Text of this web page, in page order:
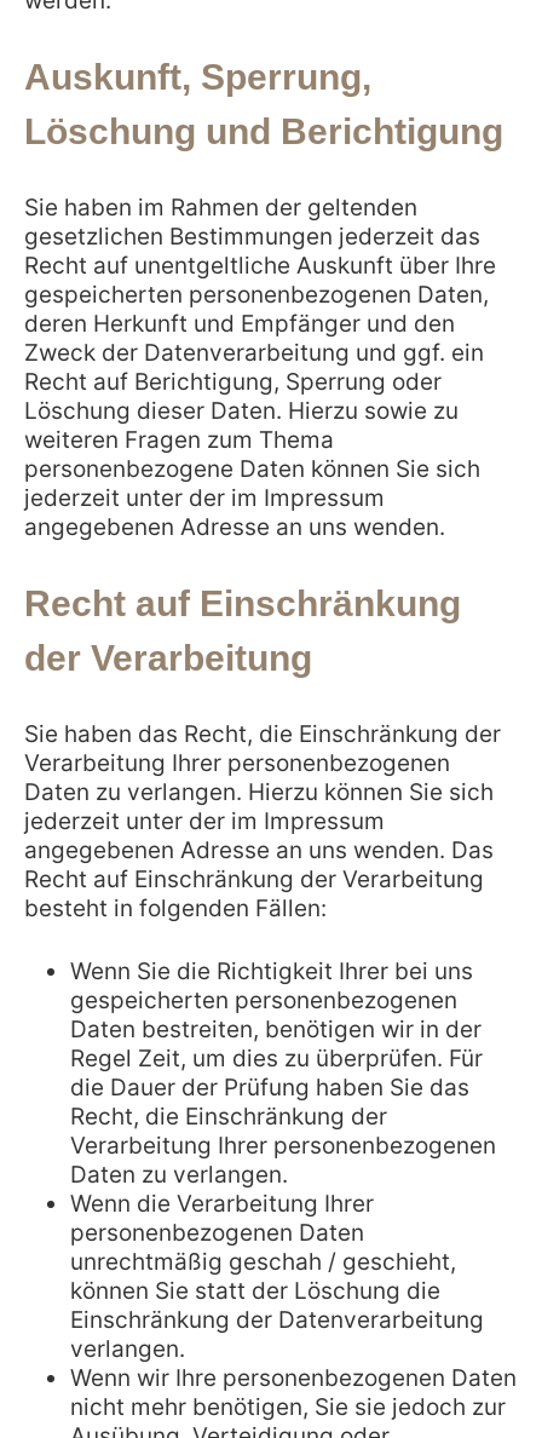
Auskunft, Sperrung,
Löschung und Berichtigung
Sie haben im Rahmen der geltenden
gesetzlichen Bestimmungen jederzeit das
Recht auf unentgeltliche Auskunft über Ihre
gespeicherten personenbezogenen Daten,
deren Herkunft und Empfänger und den
Zweck der Datenverarbeitung und ggf. ein
Recht auf Berichtigung, Sperrung oder
Löschung dieser Daten. Hierzu sowie zu
weiteren Fragen zum Thema
personenbezogene Daten können Sie sich
jederzeit unter der im Impressum
angegebenen Adresse an uns wenden.
Recht auf Einschränkung
der Verarbeitung
Sie haben das Recht, die Einschränkung der
Verarbeitung Ihrer personenbezogenen
Daten zu verlangen. Hierzu können Sie sich
jederzeit unter der im Impressum
angegebenen Adresse an uns wenden. Das
Recht auf Einschränkung der Verarbeitung
besteht in folgenden Fällen:
Wenn Sie die Richtigkeit Ihrer bei uns
gespeicherten personenbezogenen
Daten bestreiten, benötigen wir in der
Regel Zeit, um dies zu überprüfen. Für
die Dauer der Prüfung haben Sie das
Recht, die Einschränkung der
Verarbeitung Ihrer personenbezogenen
Daten zu verlangen.
Wenn die Verarbeitung Ihrer
personenbezogenen Daten
unrechtmäßig geschah / geschieht,
können Sie statt der Löschung die
Einschränkung der Datenverarbeitung
verlangen.
Wenn wir Ihre personenbezogenen Daten
nicht mehr benötigen, Sie sie jedoch zur